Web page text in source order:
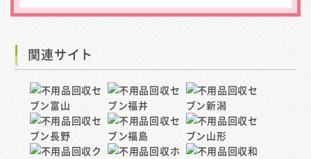
関連サイト